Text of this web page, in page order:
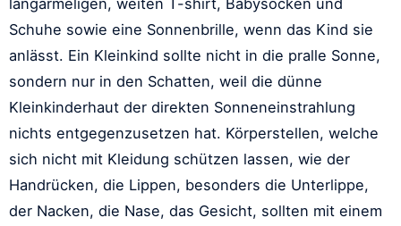
Schuhe sowie eine Sonnenbrille, wenn das Kind sie
anlässt. Ein Kleinkind sollte nicht in die pralle Sonne,
sondern nur in den Schatten, weil die dünne
Kleinkinderhaut der direkten Sonneneinstrahlung
nichts entgegenzusetzen hat. Körperstellen, welche
sich nicht mit Kleidung schützen lassen, wie der
Handrücken, die Lippen, besonders die Unterlippe,
der Nacken, die Nase, das Gesicht, sollten mit einem